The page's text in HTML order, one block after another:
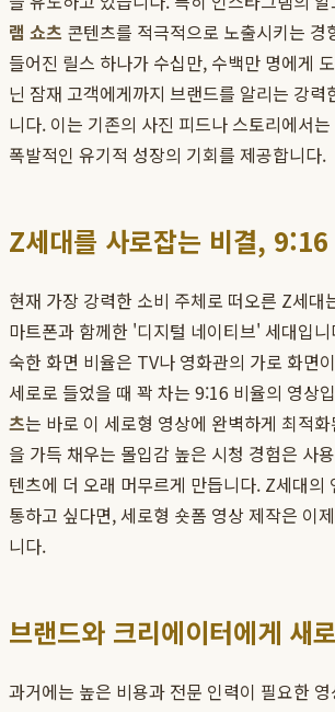
램 쇼츠 콘텐츠를 적극적으로 노출시키는 경
들어진 릴스 하나가 수십만, 수백만 명에게
닌 잠재 고객에게까지 브랜드를 알리는 강력
니다. 이는 기존의 사진 피드나 스토리에서
폭발적인 유기적 성장의 기회를 제공합니다.
Z세대를 사로잡는 비결,
현재 가장 강력한 소비 주체로 떠오른 Z세대
마트폰과 함께한 '디지털 네이티브' 세대입
숙한 화면 비율은 TV나 영화관의 가로 화면
세로로 들었을 때 꽉 차는 9:16 비율의 영상
츠는 바로 이 세로형 영상에 완벽하게 최적
을 가득 채우는 몰입감 높은 시청 경험은 사
텐츠에 더 오래 머무르게 만듭니다. Z세대의
통하고 싶다면, 세로형 숏폼 영상 제작은 이
니다.
브랜드와 크리에이터에게 새
과거에는 높은 비용과 전문 인력이 필요한